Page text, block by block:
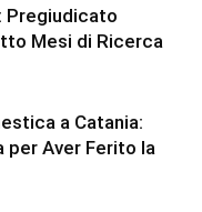
Pregiudicato
Mesi di Ricerca
a Catania:
per Aver Ferito la